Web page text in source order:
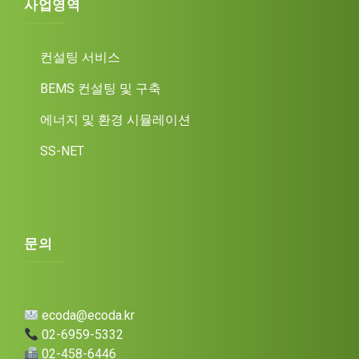
사업영역
컨설팅 서비스
BEMS 컨설팅 및 구축
에너지 및 환경 시뮬레이션
SS-NET
문의
ecoda@ecoda.kr
02-6959-5332
02-458-6446